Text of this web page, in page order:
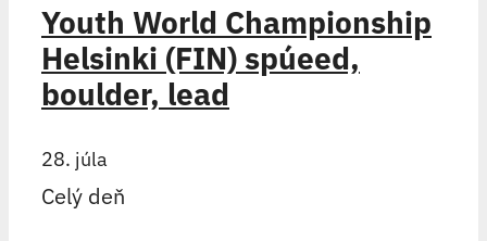
Youth World Championship
Helsinki (FIN) spúeed,
boulder, lead
28. júla
Celý deň